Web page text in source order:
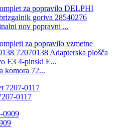
nov popravni ...
komora 72...
0117